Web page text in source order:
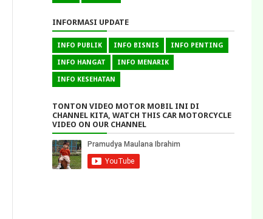
INFORMASI UPDATE
INFO PUBLIK INFO BISNIS INFO PENTING
INFO HANGAT INFO MENARIK
INFO KESEHATAN
TONTON VIDEO MOTOR MOBIL INI DI
CHANNEL KITA, WATCH THIS CAR MOTORCYCLE
VIDEO ON OUR CHANNEL